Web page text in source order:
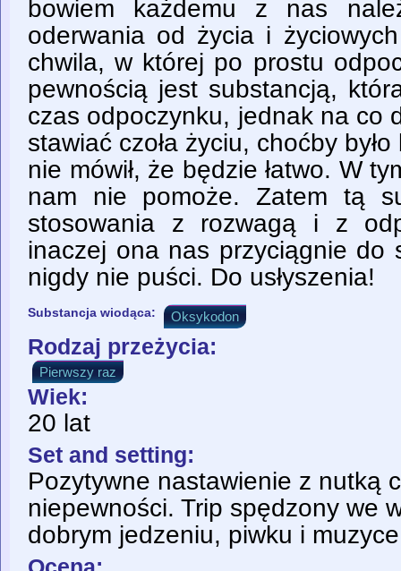
bowiem każdemu z nas
oderwania od życia i
chwila, w której po prostu
pewnością jest substancją,
czas odpoczynku, jednak na co
stawiać czoła życiu, choćby
nie mówił, że będzie łatwo. W
nam nie pomoże. Zatem tą
stosowania z rozwagą i z
inaczej ona nas przyciągnie do
nigdy nie puści. Do usłyszenia!
Substancja wiodąca: Oksykodon
Rodzaj przeżycia:
Pierwszy raz
Wiek:
20 lat
Set and setting:
Pozytywne nastawienie z nutką
niepewności. Trip spędzony we
dobrym jedzeniu, piwku i